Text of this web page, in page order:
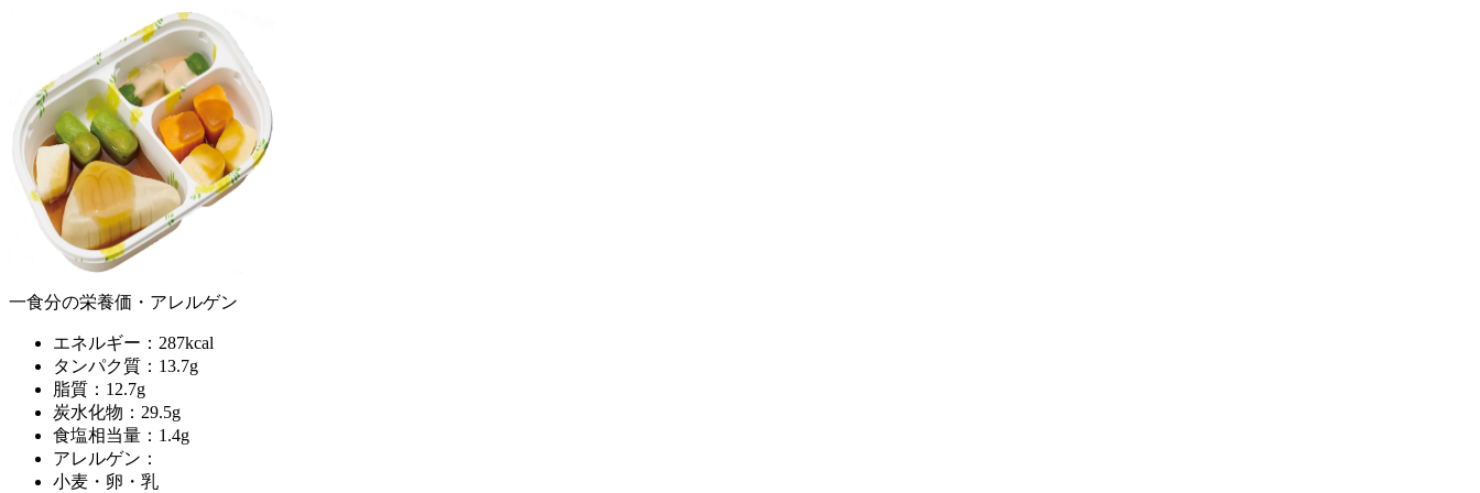
一食分の栄養価・アレルゲン
エネルギー：287kcal
タンパク質：13.7g
脂質：12.7g
炭水化物：29.5g
食塩相当量：1.4g
アレルゲン：
小麦・卵・乳